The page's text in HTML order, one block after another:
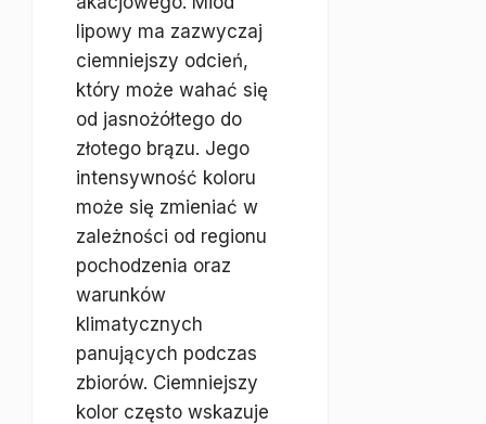
lipowy ma zazwyczaj
ciemniejszy odcień,
który może wahać się
od jasnożółtego do
złotego brązu. Jego
intensywność koloru
może się zmieniać w
zależności od regionu
pochodzenia oraz
warunków
klimatycznych
panujących podczas
zbiorów. Ciemniejszy
kolor często wskazuje